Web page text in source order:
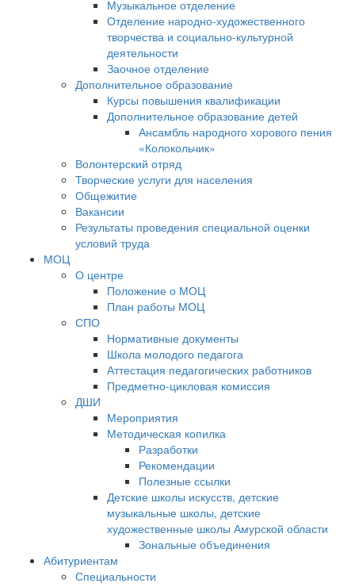
Музыкальное отделение
Отделение народно-художественного
творчества и социально-культурной
деятельности
Заочное отделение
Дополнительное образование
Курсы повышения квалификации
Дополнительное образование детей
Ансамбль народного хорового пения
«Колокольчик»
Волонтерский отряд
Творческие услуги для населения
Общежитие
Вакансии
Результаты проведения специальной оценки
условий труда
МОЦ
О центре
Положение о МОЦ
План работы МОЦ
СПО
Нормативные документы
Школа молодого педагога
Аттестация педагогических работников
Предметно-цикловая комиссия
ДШИ
Мероприятия
Методическая копилка
Разработки
Рекомендации
Полезные ссылки
Детские школы искусств, детские
музыкальные школы, детские
художественные школы Амурской области
Зональные объединения
Абитуриентам
Специальности